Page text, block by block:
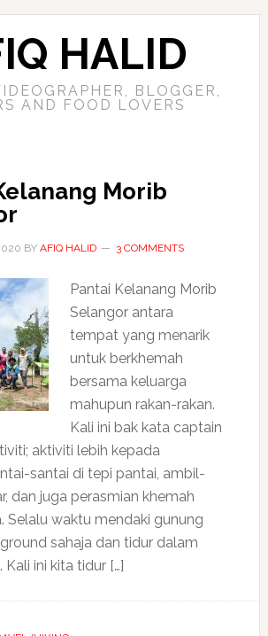
HALID
BLOGGER,
AND FOOD LOVERS
Morib
BY AFIQ HALID 3 COMMENTS
Pantai Kelanang Morib
Selangor antara
tempat yang menarik
untuk berkhemah
bersama keluarga
mahupun rakan-rakan.
Kali ini bak kata captain
aktiviti lebih kepada
santai di tepi pantai, ambil-
dan juga perasmian khemah
Selalu waktu mendaki gunung
sahaja dan tidur dalam
ini kita tidur […]